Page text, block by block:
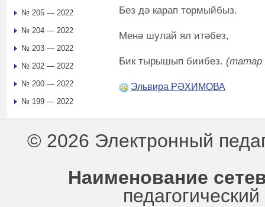
Без дә карап тормыйбыз.
Менә шулай ял итәбез,
Бик тырышып биибез. (татар
Эльвира РӘХИМОВА
№ 205 — 2022
№ 204 — 2022
№ 203 — 2022
№ 202 — 2022
№ 200 — 2022
№ 199 — 2022
© 2026 Электронный
Наименование